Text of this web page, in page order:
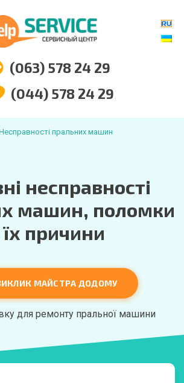
(063) 578 24 29
(044) 578 24 29
пральних машин
несправності
машин, поломки
їх причини
МАЙСТРА ДОДОМУ
для ремонту пральної машини